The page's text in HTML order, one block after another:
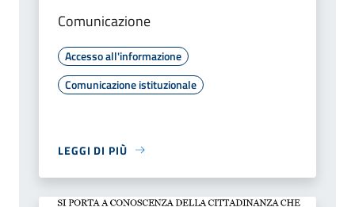
Comunicazione
Accesso all'informazione
Comunicazione istituzionale
LEGGI DI PIÙ